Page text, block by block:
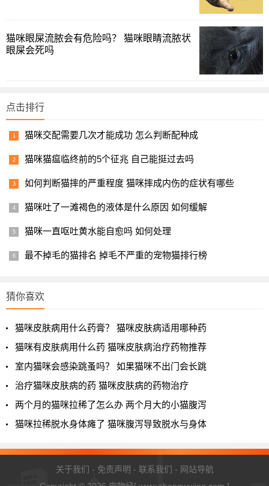
二、猫咪耳朵流脓该怎么办？
猫咪耳朵表面的脓液。注意不要用棉球或棉球插入猫咪的耳
朵深处，以免损伤耳膜或将脏东西推进去，造成更严重的感
液）
，然后轻轻按揉猫咪的耳朵根部，持续1~2分钟，等耳垢
西甩出来，再用棉球擦拭干净。
最后，往猫咪的耳朵里滴入尔滴克（氟苯尼考甲硝唑滴耳
猫咪眼屎流脓会有危险吗？ 猫咪眼睛流脓状
眼屎会死吗
点击排行
猫咪交配需要几次才能成功 怎么判断配种成
猫咪猫瘟临终前的5个征兆 自己能挺过去吗
如何判断猫摔的严重程度 猫咪摔成内伤的症状有哪些
猫咪吐了一滩褐色的液体是什么原因 如何缓解
猫咪一直呕吐黄水能自愈吗 如何处理
最不掉毛的猫排名 掉毛不严重的宠物猫排行榜
猜你喜欢
猫咪皮肤病用什么药膏？ 猫咪皮肤病适用哪种药
猫咪有皮肤病用什么药 猫咪皮肤病治疗药物推荐
室内猫咪会感染跳蚤吗？ 如果猫咪不出门会长跳
治疗猫咪皮肤病的药 猫咪皮肤病的药物治疗
两个月的猫咪拉稀了怎么办 两个月大的小猫腹泻
猫咪拉稀脱水身体瘫了 猫咪腹泻导致脱水与身体
关于我们 - 免责声明 - 联系我们 - 网站导航